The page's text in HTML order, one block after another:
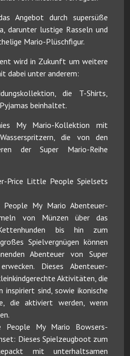
Angebot durch supersüße
darunter lustige Rasseln und
Mario-Plüschfigur.
wird in Zukunft um weitere
dabei unter anderem:
die T-Shirts,
beinhaltet.
My Mario-Kollektion mit
die von den
der Super Mario-Reihe
Price Little People Spielsets
My Mario Abenteuer-
von Münzen über das
bis hin zum
Spielvergnügen können
Abenteuer von Super
Dieses Abenteuer-
Aktivitäten, die
inspiriert sind, sowie ikonische
die aktiviert werden, wenn
People My Mario Bowsers-
Dieses Spielzeugboot zum
mit unterhaltsamen